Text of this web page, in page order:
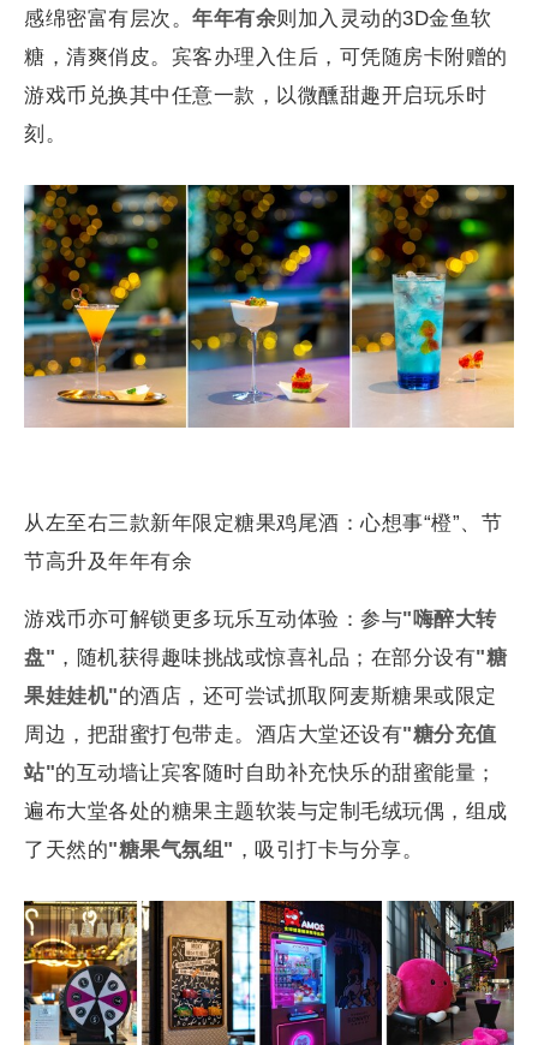
感绵密富有层次。 年年有余则加入灵动的3D金鱼软
糖，清爽俏皮。宾客办理入住后，可凭随房卡附赠的
游戏币兑换其中任意一款，以微醺甜趣开启玩乐时
刻。
从左至右三款新年限定糖果鸡尾酒：心想事“橙”、节
节高升及年年有余
游戏币亦可解锁更多玩乐互动体验：参与"嗨醉大转
盘" ，随机获得趣味挑战或惊喜礼品；在部分设有"糖
果娃娃机"的酒店，还可尝试抓取阿麦斯糖果或限定
周边，把甜蜜打包带走。酒店大堂还设有"糖分充值
站"的互动墙让宾客随时自助补充快乐的甜蜜能量；
遍布大堂各处的糖果主题软装与定制毛绒玩偶，组成
了天然的"糖果气氛组" ，吸引打卡与分享。